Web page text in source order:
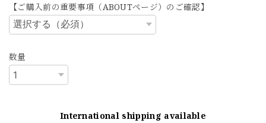
【ご購入前の重要事項（ABOUTページ）のご確認】
数量
International shipping available